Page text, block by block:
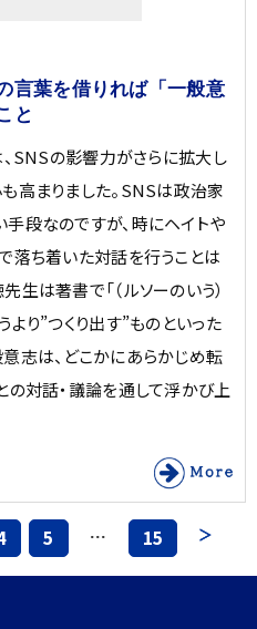
言葉を借りれば「一般意
と
SNSの影響力がさらに拡大し
高まりました。SNSは政治家
段なのですが、時にヘイトや
落ち着いた対話を行うことは
生は著書で「（ルソーのいう）
り”つくり出す”ものといった
志は、どこかにあらかじめ転
の対話・議論を通して浮かび上
5 … 15